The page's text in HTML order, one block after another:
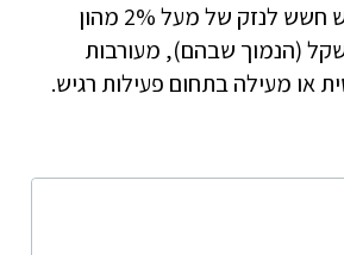
כמו אירועים בהם יש חשש לנזק של מעל 2% מהון
מיליון שקל (הנמוך שבהם), מעורבות
או מעילה בתחום פעילות רגיש.